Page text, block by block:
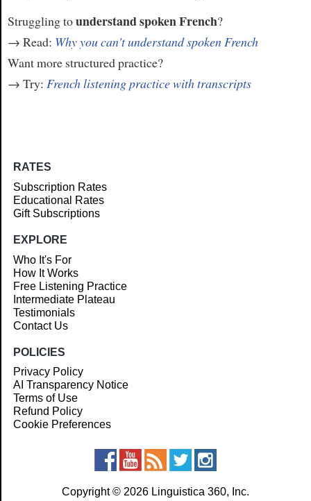
Struggling tounderstand spoken French?
→ Read: Why you can't understand spoken French
Want more structured practice?
→ Try: French listening practice with transcripts
RATES
Subscription Rates
Educational Rates
Gift Subscriptions
EXPLORE
Who It's For
How It Works
Free Listening Practice
Intermediate Plateau
Testimonials
Contact Us
POLICIES
Privacy Policy
AI Transparency Notice
Terms of Use
Refund Policy
Cookie Preferences
Copyright © 2026 Linguistica 360, Inc.